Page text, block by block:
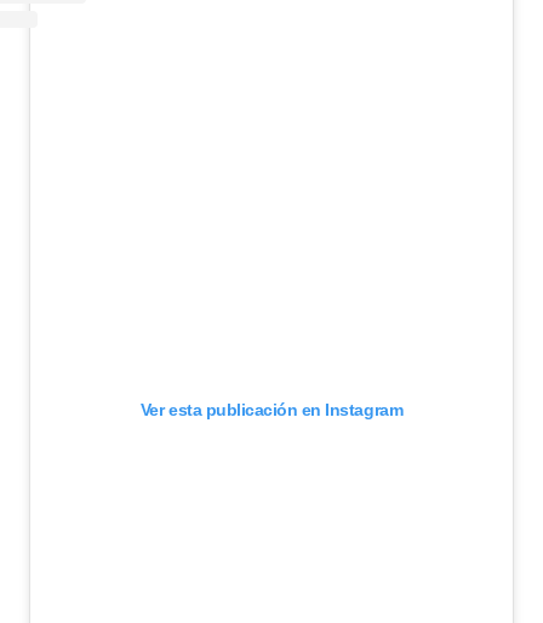
Ver esta publicación en Instagram